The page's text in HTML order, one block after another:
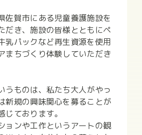
佐賀市にある児童養護施設を
だき、施設の皆様とともにペ
乳パックなど再生資源を使用
まちづくり体験していただき
うものは、私たち大人がやっ
新規の興味関心を募ることが
じております。
ョンや工作というアートの観